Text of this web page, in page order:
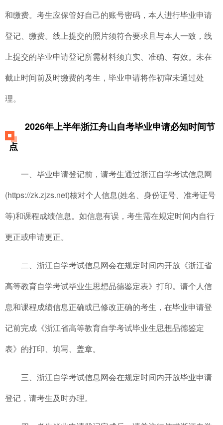
和缴费。考生应保管好自己的账号密码，本人进行毕业申请
登记、缴费。线上提交的照片须符合要求且与本人一致，线
上提交的毕业申请登记所需材料须真实、准确、有效。未在
截止时间前及时缴费的考生，毕业申请将作初审未通过处
理。
2026年上半年浙江舟山自考毕业申请必知时间节
点
一、毕业申请登记前，请考生通过浙江自学考试信息网
(https://zk.zjzs.net)核对个人信息(姓名、身份证号、准考证号
等)和课程成绩信息。如信息有误，考生需在规定时间内自行
更正或申请更正。
二、浙江自学考试信息网会在规定时间内开放《浙江省
高等教育自学考试毕业生思想品德鉴定表》打印。请个人信
息和课程成绩信息正确或已修改正确的考生，在毕业申请登
记前完成《浙江省高等教育自学考试毕业生思想品德鉴定
表》的打印、填写、盖章。
三、浙江自学考试信息网会在规定时间内开放毕业申请
登记，请考生及时办理。